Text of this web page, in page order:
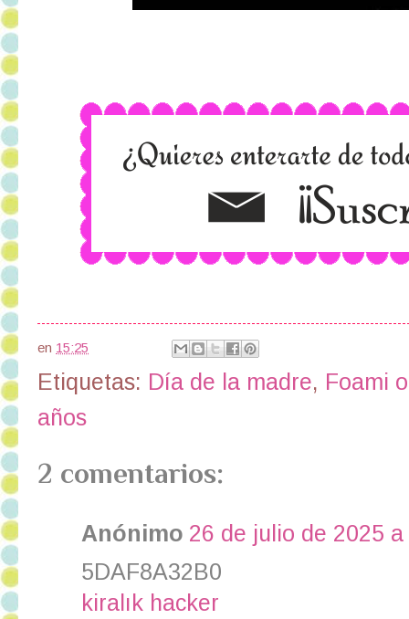
en 15:25
Etiquetas: Día de la madre, Foami
años
2 comentarios:
Anónimo 26 de julio de 2025
5DAF8A32B0
kiralık hacker